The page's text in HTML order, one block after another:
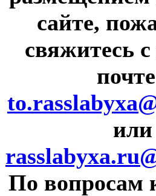
сайте,
свяжитесь
почте
или
По вопросам